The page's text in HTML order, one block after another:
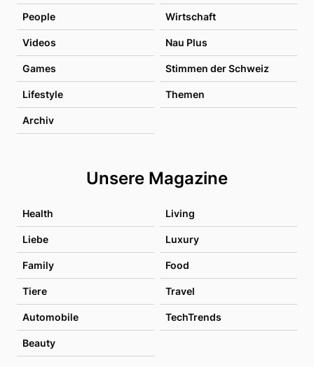
People Wirtschaft
Videos Nau Plus
Games Stimmen der Schweiz
Lifestyle Themen
Archiv
Unsere Magazine
Health Living
Liebe Luxury
Family Food
Tiere Travel
Automobile TechTrends
Beauty